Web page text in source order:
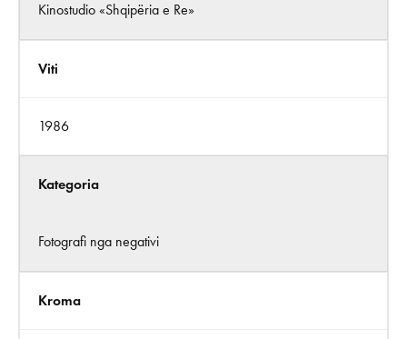
Kinostudio «Shqipëria e Re»
Viti
1986
Kategoria
Fotografi nga negativi
Kroma